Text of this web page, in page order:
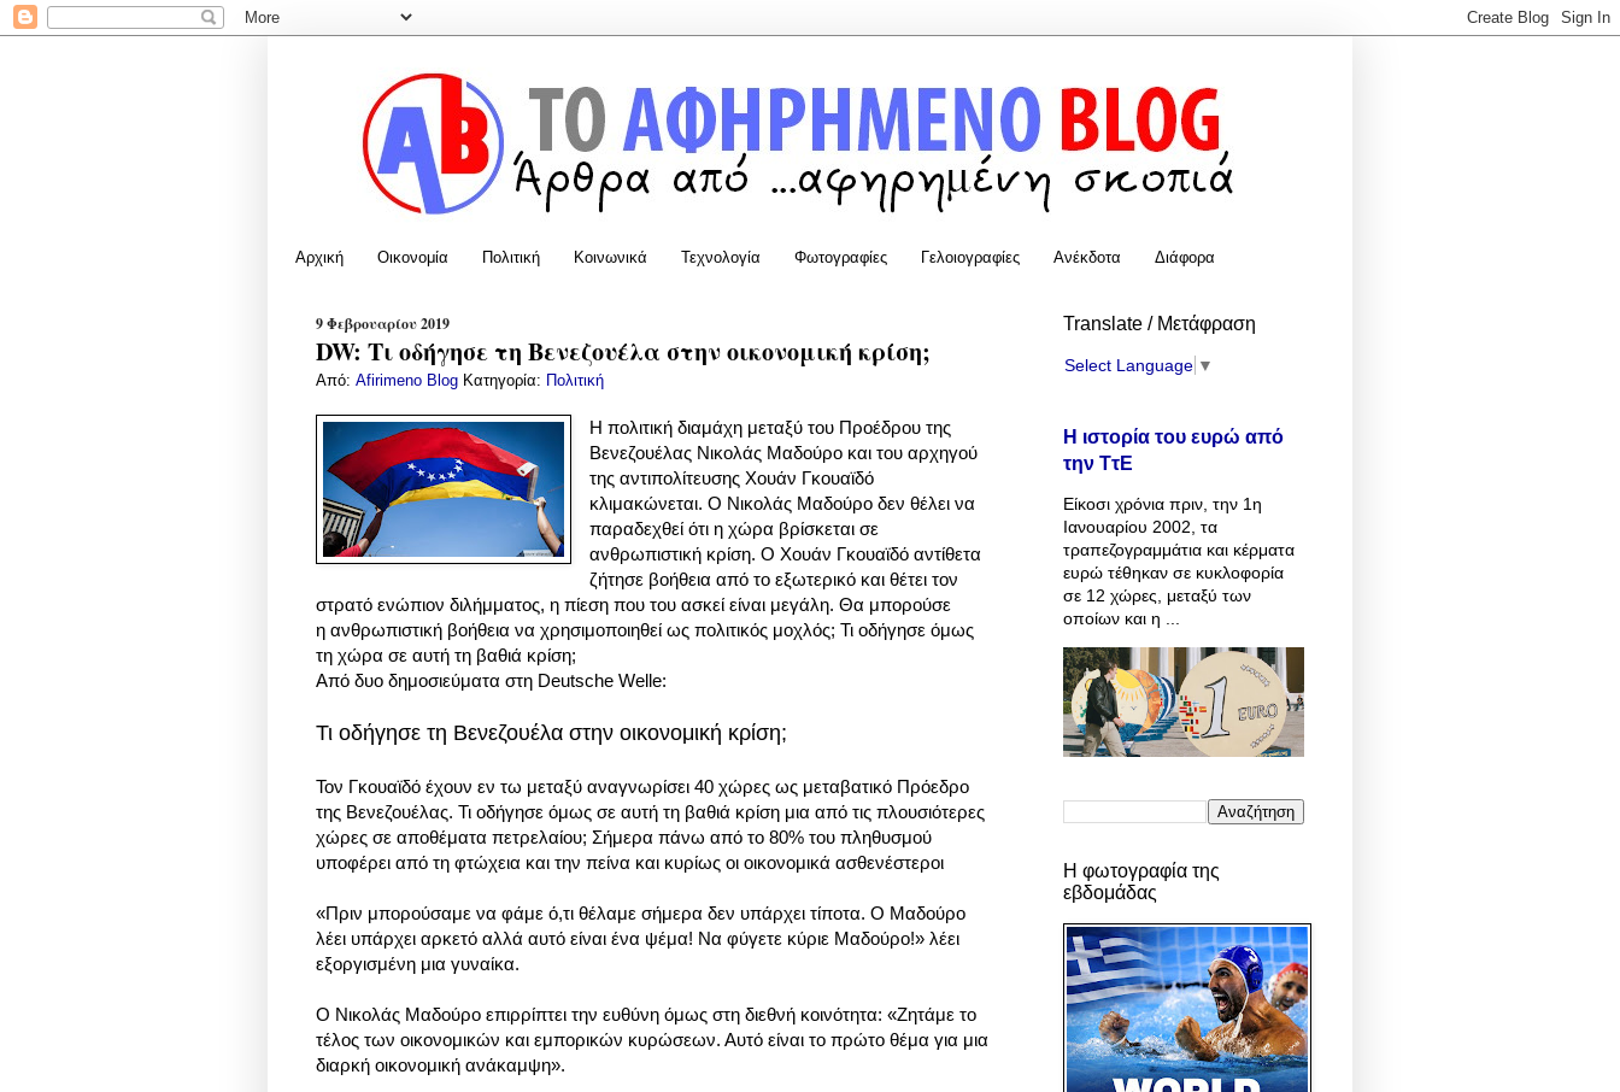
Αρχική Οικονομία Πολιτική Κοινωνικά Τεχνολογία Φωτογραφίες Γελοιογραφίες Ανέκδοτα Διάφορα
9 Φεβρουαρίου 2019
DW: Τι οδήγησε τη Βενεζουέλα στην οικονομική κρίση;
Από: Afirimeno Blog Κατηγορία: Πολιτική
Η πολιτική διαμάχη μεταξύ του Προέδρου της
Βενεζουέλας Νικολάς Μαδούρο και του αρχηγού
της αντιπολίτευσης Χουάν Γκουαϊδό
κλιμακώνεται.Ο Νικολάς Μαδούρο δεν θέλει να
παραδεχθεί ότι η χώρα βρίσκεται σε
ανθρωπιστική κρίση. Ο Χουάν Γκουαϊδό αντίθετα
ζήτησε βοήθεια από το εξωτερικό και θέτει τον
στρατό ενώπιον διλήμματος, η πίεση που του ασκεί είναι μεγάλη. Θα μπορούσε
η ανθρωπιστική βοήθεια να χρησιμοποιηθεί ως πολιτικός μοχλός; Τι οδήγησε όμως
τη χώρα σε αυτή τη βαθιά κρίση;
Από δυο δημοσιεύματα στη Deutsche Welle:
Τι οδήγησε τη Βενεζουέλα στην οικονομική κρίση;
Τον Γκουαϊδό έχουν εν τω μεταξύ αναγνωρίσει 40 χώρες ως μεταβατικό Πρόεδρο
της Βενεζουέλας. Τι οδήγησε όμως σε αυτή τη βαθιά κρίση μια από τις πλουσιότερες
χώρες σε αποθέματα πετρελαίου; Σήμερα πάνω από το 80% του πληθυσμού
υποφέρει από τη φτώχεια και την πείνα και κυρίως οι οικονομικά ασθενέστεροι
«Πριν μπορούσαμε να φάμε ό,τι θέλαμε σήμερα δεν υπάρχει τίποτα. Ο Μαδούρο
λέει υπάρχει αρκετό αλλά αυτό είναι ένα ψέμα! Να φύγετε κύριε Μαδούρο!» λέει
εξοργισμένη μια γυναίκα.
Ο Νικολάς Μαδούρο επιρρίπτει την ευθύνη όμως στη διεθνή κοινότητα: «Ζητάμε το
τέλος των οικονομικών και εμπορικών κυρώσεων. Αυτό είναι το πρώτο θέμα για μια
διαρκή οικονομική ανάκαμψη».
Translate / Μετάφραση
Select Language ▼
Η ιστορία του ευρώ από
την ΤτΕ
Είκοσι χρόνια πριν, την 1η
Ιανουαρίου 2002, τα
τραπεζογραμμάτια και κέρματα
ευρώ τέθηκαν σε κυκλοφορία
σε 12 χώρες, μεταξύ των
οποίων και η ...
Η φωτογραφία της
εβδομάδας